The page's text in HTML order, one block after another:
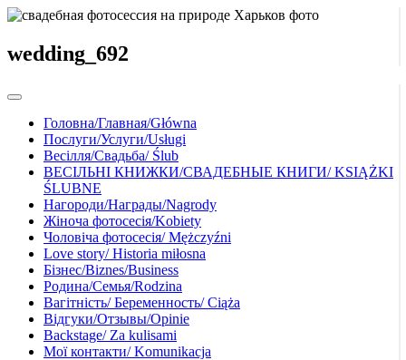
wedding_692
Головна/Главная/Główna
Послуги/Услуги/Usługi
Весілля/Свадьба/ Ślub
ВЕСІЛЬНІ КНИЖКИ/СВАДЕБНЫЕ КНИГИ/ KSIĄŻKI
ŚLUBNE
Нагороди/Награды/Nagrody
Жіноча фотосесія/Kobiety
Чоловіча фотосесія/ Mężczyźni
Love story/ Historia miłosna
Бізнес/Biznes/Business
Родина/Семья/Rodzina
Вагітність/ Беременность/ Ciąża
Відгуки/Отзывы/Opinie
Backstage/ Za kulisami
Мої контакти/ Komunikacja